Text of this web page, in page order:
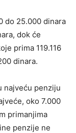
do 25.000 dinara
dok će
prima 119.116
dinara.
najveću penziju
oko 7.000
primanjima
penzije ne